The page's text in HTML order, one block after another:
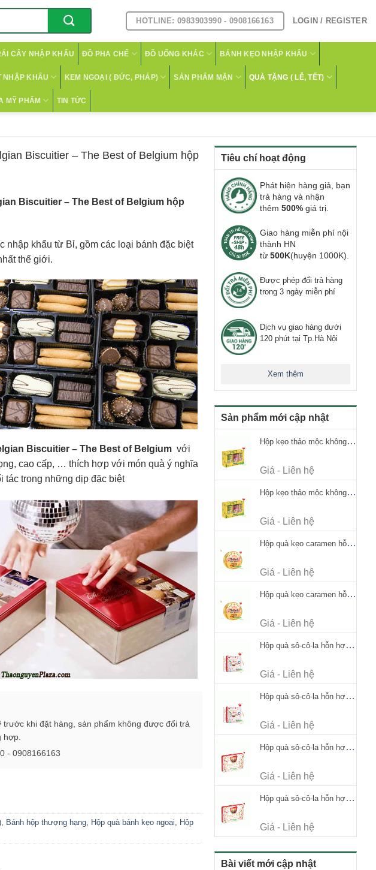
HOTLINE: 0983903990 - 0908166163 LOGIN / REGISTER
CÂY NHẬP KHẨU ĐỒ PHA CHẾ ĐỒ UỐNG KHÁC BÁNH KẸO NHẬP KHẨU
NHẬP KHẨU KEM NGOẠI ( ĐỨC, PHÁP) SẢN PHẨM MẶN QUÀ TẶNG ( LỄ, TẾT)
MỸ PHẨM TIN TỨC
Tiêu chí hoạt động
Phát hiện hàng giả, bạn
trả hàng và nhận
thêm 500% giá trị.
Giao hàng miễn phí nội
thành HN
từ 500K(huyện 1000K).
Được phép đổi trả hàng
trong 3 ngày miễn phí
Dịch vụ giao hàng dưới
120 phút tại Tp.Hà Nội
Xem thêm
Sản phẩm mới cập nhật
Hộp kẹo thảo mộc không đường Ricola Signature 112.5g
Giá - Liên hệ
Hộp kẹo thảo mộc không đường Ricola Signature 112.5g
Giá - Liên hệ
Hộp quà kẹo caramen hỗn hợp Werther's Original Caramel Candy 170g
Giá - Liên hệ
Hộp quà kẹo caramen hỗn hợp Werther's Original Caramel Candy 170g
Giá - Liên hệ
Hộp quà sô-cô-la hỗn hợp Merci Petits Chocolate Collection 125g thiếc
Giá - Liên hệ
Hộp quà sô-cô-la hỗn hợp Merci Petits Chocolate Collection 125g thiếc
Giá - Liên hệ
Hộp quà sô-cô-la hỗn hợp Merci Finest Selection 250g thiếc
Giá - Liên hệ
Hộp quà sô-cô-la hỗn hợp Merci Finest Selection 250g thiếc
Giá - Liên hệ
Bài viết mới cập nhật
Biscuitier – The Best of Belgium hộp
Biscuitier – The Best of Belgium hộp
nhập khẩu từ Bỉ, gồm các loại bánh đặc biệt
thế giới.
Biscuitier – The Best of Belgium với
cao cấp, … thích hợp với món quà ý nghĩa
tác trong những dịp đặc biệt
trước khi đặt hàng, sản phẩm không được đổi trả
hợp.
- 0908166163
, Bánh hộp thượng hạng, Hộp quà bánh kẹo ngoại, Hộp